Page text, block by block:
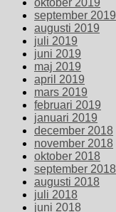
september 2019
augusti 2019
juli 2019
juni 2019
maj 2019
april 2019
mars 2019
februari 2019
januari 2019
december 2018
november 2018
oktober 2018
september 2018
augusti 2018
juli 2018
juni 2018